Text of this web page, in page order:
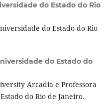
do Estado do Rio
do Estado do Rio
do Estado do
Arcadia e Professora
do Rio de Janeiro.